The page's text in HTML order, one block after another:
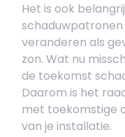
Het is ook
veranderen als
zon. Wat nu
de toekomst
Daarom is het
met toekomstige
van je installatie.